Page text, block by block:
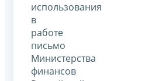
использования
в
работе
письмо
Министерства
финансов